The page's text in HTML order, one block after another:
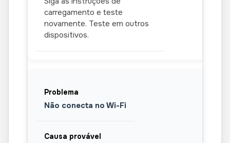
carregamento e teste
novamente. Teste em outros
dispositivos.
Não conecta no Wi-Fi